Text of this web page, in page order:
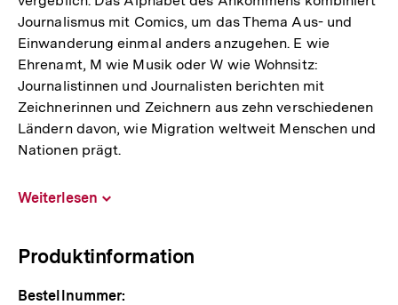
Journalismus mit Comics, um das Thema Aus- und
Einwanderung einmal anders anzugehen. E wie
Ehrenamt, M wie Musik oder W wie Wohnsitz:
Journalistinnen und Journalisten berichten mit
Zeichnerinnen und Zeichnern aus zehn verschiedenen
Ländern davon, wie Migration weltweit Menschen und
Nationen prägt.
Weiterlesen
Produktinformation
Bestellnummer: